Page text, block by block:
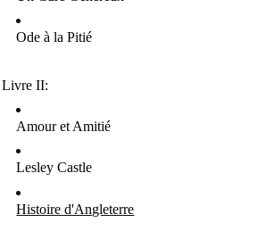
Ode à la Pitié
Livre II:
Amour et Amitié
Lesley Castle
Histoire d'Angleterre